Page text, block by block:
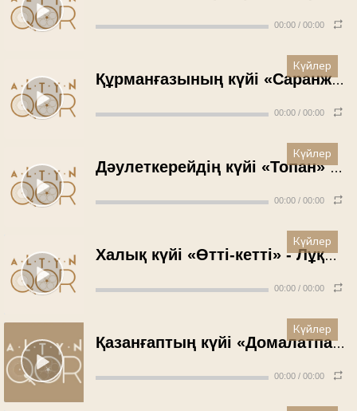
00:00 / 00:00
Құрманғазының күйі «Саранжап» - Рүстембек Омаров (1971 жыл)
00:00 / 00:00
Күйлер
Дәулеткерейдің күйі «Топан» - Қали Жантілеуов (1971 жыл)
00:00 / 00:00
Күйлер
Халық күйі «Өтті-кетті» - Лұқпан Мұхитов (1971 жыл)
00:00 / 00:00
Күйлер
Қазанғаптың күйі «Домалатпай» - Жәлекеш Айпақов (1971 жыл)
00:00 / 00:00
Күйлер